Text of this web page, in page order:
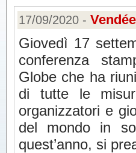
17/09/2020 -
Giovedì 17
conferenza
Globe che ha
di tutte le
organizzatori e
del mondo in
quest’anno, si